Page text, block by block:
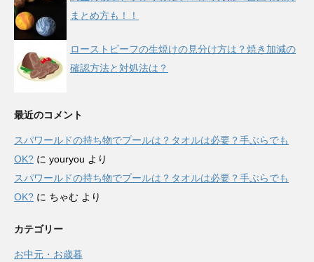
まとめ方も！！
ローストビーフの生焼けの見分け方は？焼き加減の
確認方法と対処法は？
最近のコメント
スパワールドの持ち物でプールは？タオルは必要？手ぶらでも
OK? に youryou より
スパワールドの持ち物でプールは？タオルは必要？手ぶらでも
OK? に ちゃむ より
カテゴリー
お中元・お歳暮